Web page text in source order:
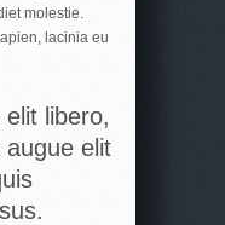
molestie.
lacinia eu
elit libero,
elit